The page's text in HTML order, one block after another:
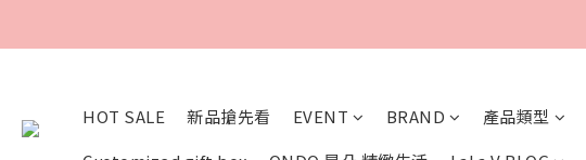
HOT SALE 新品搶先看 EVENT BRAND 產品類型